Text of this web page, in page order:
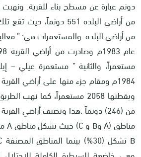
دونم عبارة عن مسطح بناء للقرية. ونهبت
من أراضي البلده 551
من أراضي البلده. والمستعمرات هي: ”
مستعمراً، والثانية ” مستعمرة عيلي –
من (246) دونماً .هذا وتصنف أراضي